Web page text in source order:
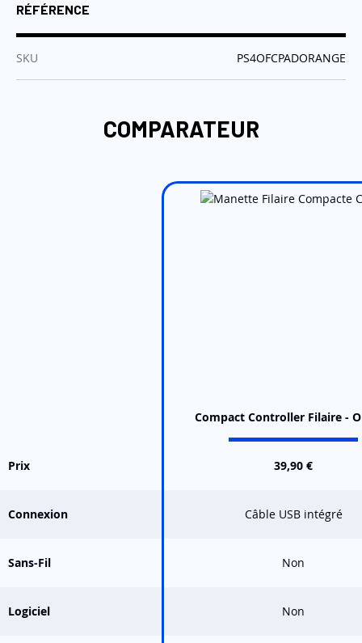
RÉFÉRENCE
SKU :PS4OFCPADORANGE
COMPARATEUR
Compact Controller Filaire -
Prix 39,90 €
Connexion Câble USB intégré
Sans-Fil Non
Logiciel Non